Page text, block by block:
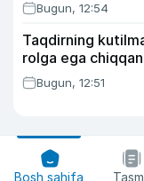
Bugun, 12:54
Taqdirning
rolga ega
Bugun, 12:51
Bosh sahifa